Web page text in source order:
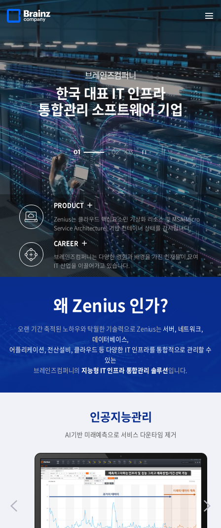
반복영역
건너뛰기
열기
브레인즈컴퍼니
한국 대표 IT 인프라
통합관리 소프트웨어 기업
01 02 03
비쥬얼
슬라이드
멈춤
PRODUCT
Zenius는 클라우드 핵심요소인 가상화 리소스 및 MSA(Micro
Service Architecture) 기반 컨테이너 상태를 감시합니다.
CAREER
브레인즈컴퍼니는 다양한 경험과 배경을 가진 인재들이 모여
IT 산업을 이끌어가고 있습니다.
왜 Zenius 인가?
오랜 기간 축적된 노하우와 탁월한 기술력으로 Zenius는서버, 네트워크,
데이터베이스,
어플리케이션, 전산설비, 클라우드 등 다양한 IT 인프라를 통합적으로 관리할 수
있는
브레인즈컴퍼니의 지능형 IT 인프라 통합관리 솔루션입니다.
인공지능관리
AI기반 미래예측으로 서비스 다운타임 제거
이전
슬라이드
보기
다음
슬라이드
보기